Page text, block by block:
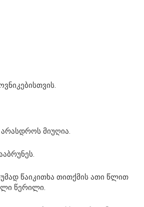
არასდროს მიუღია.
წაიკითხა თითქმის ათი წლით
წერილი.